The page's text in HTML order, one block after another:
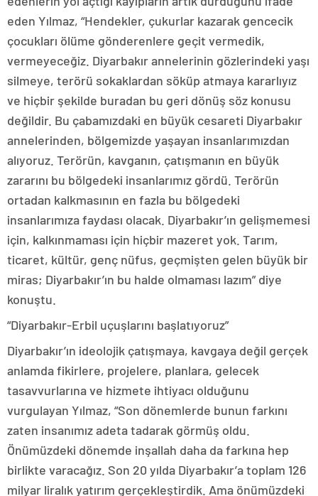
eden Yılmaz, “Hendekler, çukurlar kazarak gencecik
çocukları ölüme gönderenlere geçit vermedik,
vermeyeceğiz. Diyarbakır annelerinin gözlerindeki yaşı
silmeye, terörü sokaklardan söküp atmaya kararlıyız
ve hiçbir şekilde buradan bu geri dönüş söz konusu
değildir. Bu çabamızdaki en büyük cesareti Diyarbakır
annelerinden, bölgemizde yaşayan insanlarımızdan
alıyoruz. Terörün, kavganın, çatışmanın en büyük
zararını bu bölgedeki insanlarımız gördü. Terörün
ortadan kalkmasının en fazla bu bölgedeki
insanlarımıza faydası olacak. Diyarbakır’ın gelişmemesi
için, kalkınmaması için hiçbir mazeret yok. Tarım,
ticaret, kültür, genç nüfus, geçmişten gelen büyük bir
miras; Diyarbakır’ın bu halde olmaması lazım” diye
konuştu.
“Diyarbakır-Erbil uçuşlarını başlatıyoruz”
Diyarbakır’ın ideolojik çatışmaya, kavgaya değil gerçek
anlamda fikirlere, projelere, planlara, gelecek
tasavvurlarına ve hizmete ihtiyacı olduğunu
vurgulayan Yılmaz, “Son dönemlerde bunun farkını
zaten insanımız adeta tadarak görmüş oldu.
Önümüzdeki dönemde inşallah daha da farkına hep
birlikte varacağız. Son 20 yılda Diyarbakır’a toplam 126
milyar liralık yatırım gerçekleştirdik. Ama önümüzdeki